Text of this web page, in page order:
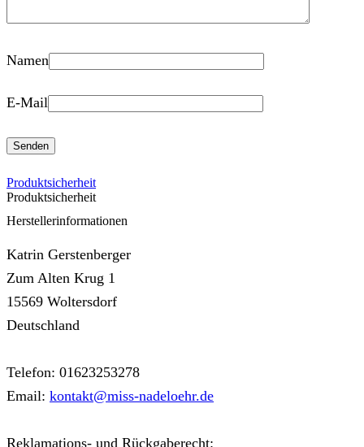
Namen
E-Mail
Produktsicherheit
Produktsicherheit
Herstellerinformationen
Katrin Gerstenberger
Zum Alten Krug 1
15569 Woltersdorf
Deutschland
Telefon: 01623253278
Email: kontakt@miss-nadeloehr.de
Reklamations- und Rückgaberecht: